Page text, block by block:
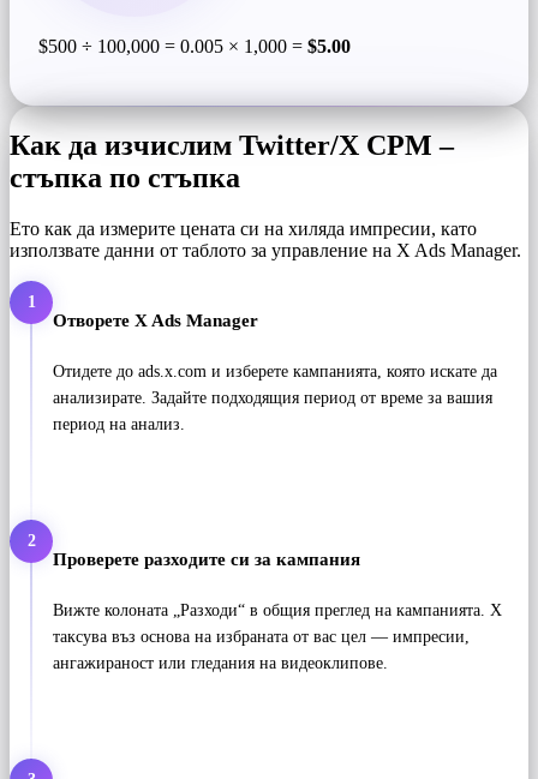
$500 ÷ 100,000 = 0.005 × 1,000 = $5.00
Как да изчислим Twitter/X CPM –
стъпка по стъпка
Ето как да измерите цената си на хиляда импресии, като
използвате данни от таблото за управление на X Ads Manager.
1
Отворете X Ads Manager
Отидете до ads.x.com и изберете кампанията, която искате да
анализирате. Задайте подходящия период от време за вашия
период на анализ.
2
Проверете разходите си за кампания
Вижте колоната „Разходи“ в общия преглед на кампанията. X
таксува въз основа на избраната от вас цел — импресии,
ангажираност или гледания на видеоклипове.